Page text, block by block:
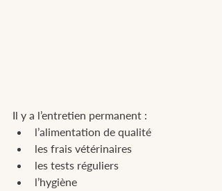
Il y a l’entretien permanent :
l’alimentation de qualité
les frais vétérinaires
les tests réguliers
l’hygiène